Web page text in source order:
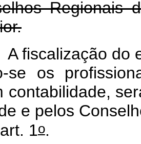
Regionais
fiscalização do
se os
contabilidade,
e pelos
1o